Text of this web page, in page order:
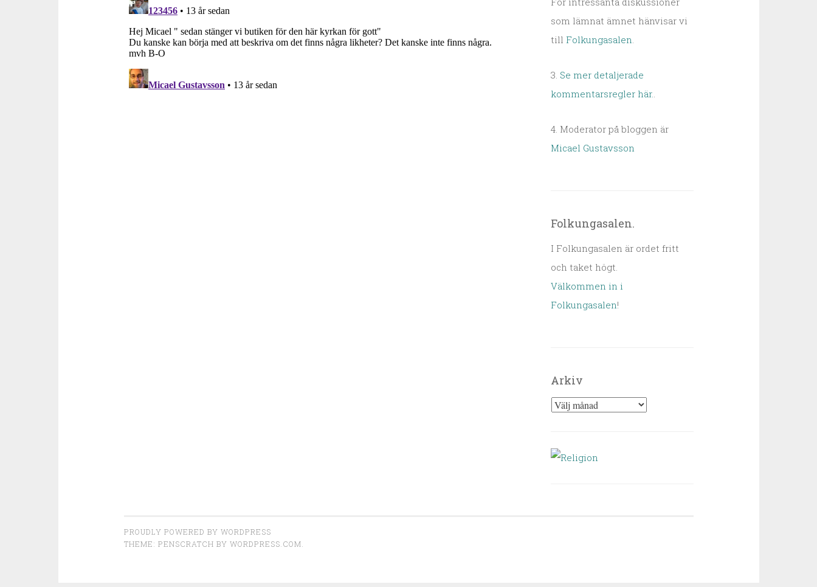
som lämnat ämnet hänvisar vi
till Folkungasalen.
3. Se mer detaljerade
kommentarsregler här..
4. Moderator på bloggen är
Micael Gustavsson
Folkungasalen.
I Folkungasalen är ordet fritt
och taket högt.
Välkommen in i
Folkungasalen!
Arkiv
Arkiv
PROUDLY POWERED BY WORDPRESS
THEME: PENSCRATCH BY WORDPRESS.COM